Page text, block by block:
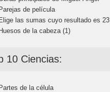
de película
las sumas cuyo resultado es 23
de la cabeza (1)
10 Ciencias:
de la célula